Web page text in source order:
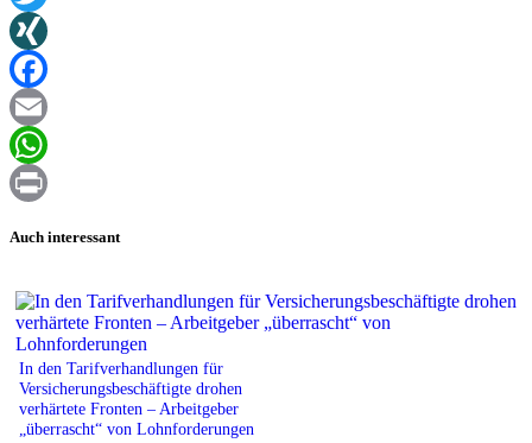
Twitter
XING
Facebook
Email
WhatsApp
Auch interessant
In den Tarifverhandlungen für
Versicherungsbeschäftigte drohen
verhärtete Fronten – Arbeitgeber
„überrascht“ von Lohnforderungen